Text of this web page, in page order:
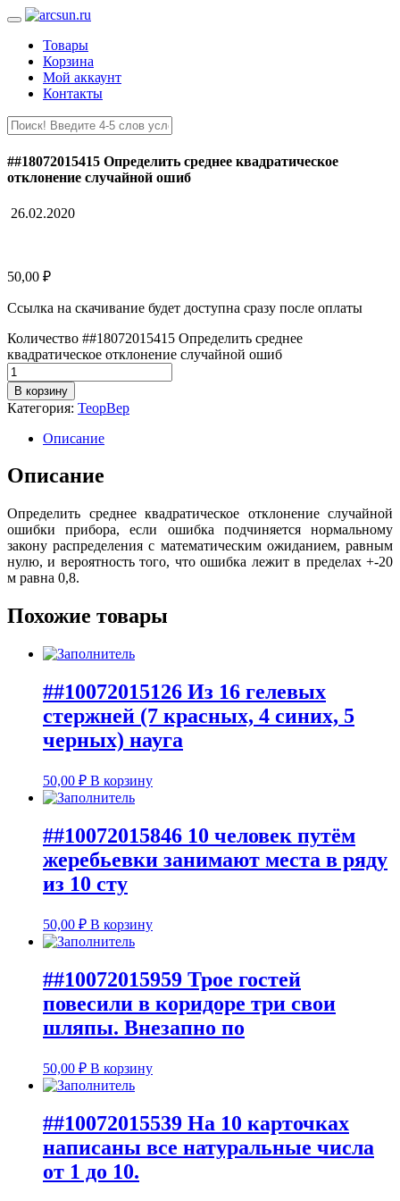
Товары
Корзина
Мой аккаунт
Контакты
##18072015415 Определить среднее квадратическое
отклонение случайной ошиб
26.02.2020
50,00 ₽
Ссылка на скачивание будет доступна сразу после оплаты
Количество ##18072015415 Определить среднее
квадратическое отклонение случайной ошиб
В корзину
Категория: ТеорВер
Описание
Описание
Определить среднее квадратическое отклонение случайной
ошибки прибора, если ошибка подчиняется нормальному
закону распределения с математическим ожиданием, равным
нулю, и вероятность того, что ошибка лежит в пределах +-20
м равна 0,8.
Похожие товары
##10072015126 Из 16 гелевых
стержней (7 красных, 4 синих, 5
черных) науга
50,00 ₽ В корзину
##10072015846 10 человек путём
жеребьевки занимают места в ряду
из 10 сту
50,00 ₽ В корзину
##10072015959 Трое гостей
повесили в коридоре три свои
шляпы. Внезапно по
50,00 ₽ В корзину
##10072015539 На 10 карточках
написаны все натуральные числа
от 1 до 10.